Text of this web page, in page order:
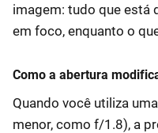
imagem: tudo que está
em foco, enquanto o
Como a abertura
Quando você utiliza
menor, como f/1.8), a